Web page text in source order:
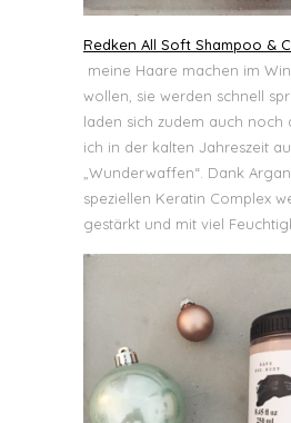
Redken All Soft Shampoo &
meine Haare machen im
wollen, sie werden schnell
laden sich zudem auch noch
ich in der kalten Jahreszeit
„Wunderwaffen“. Dank
speziellen Keratin Complex
gestärkt und mit viel